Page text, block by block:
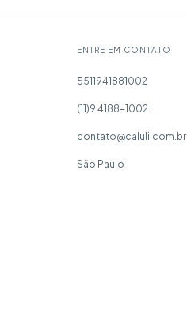
ENTRE EM CONTATO
5511941881002
(11)9 4188-1002
contato@caluli.com.br
São Paulo